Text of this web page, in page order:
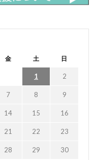
金 土 日
1 2
7 8 9
14 15 16
21 22 23
28 29 30